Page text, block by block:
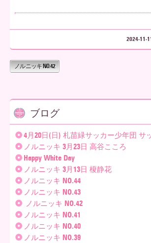
2024-11-
ノルニッキ NO.42
ブログ
4月20日(日) 札苗緑サッカー少年団 サ
ノルニッキ 3月23日 高谷こころ
Happy White Day
ノルニッキ 3月13日 榎静花
ノルニッキ NO.44
ノルニッキ NO.43
ノルニッキ NO.42
ノルニッキ NO.41
ノルニッキ NO.40
ノルニッキ NO.39